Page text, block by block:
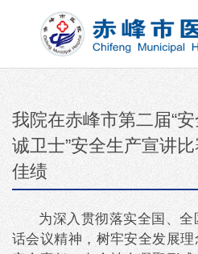
我院在赤峰市第二届“
诚卫士”安全生产宣讲
佳绩
为深入贯彻落实全国、
话会议精神，树牢安全发展